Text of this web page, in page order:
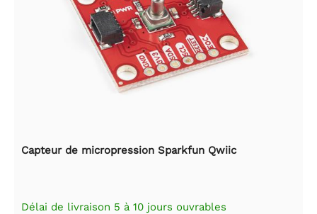
Capteur de micropression Sparkfun Qwiic
Délai de livraison 5 à 10 jours ouvrables